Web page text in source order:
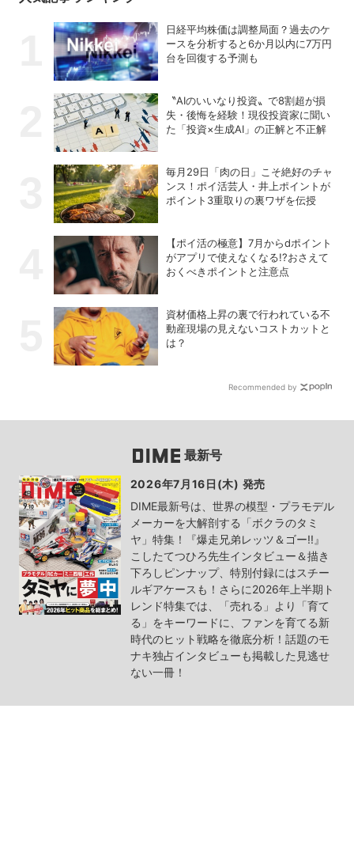
日経平均株価は調整局面？過去のケ
ースを分析すると6か月以内に7万円
台を回復する予測も
〝AIのいいなり投資〟で8割超が損
失・後悔を経験！現役投資家に聞い
た「投資×生成AI」の正解と不正解
毎月29日「肉の日」こそ絶好のチャ
ンス！ポイ活芸人・井上ポイントが
ポイント3重取りの裏ワザを伝授
【ポイ活の極意】7月からdポイント
がアプリで使えなくなる!?おさえて
おくべきポイントと注意点
資材価格上昇の裏で行われている不
動産現場の見えないコストカットと
は？
Recommended by
最新号
2026年7月16日(木) 発売
DIME最新号は、世界の模型・プラモデル
メーカーを大解剖する「ボクラのタミ
ヤ」特集！『爆走兄弟レッツ＆ゴー!!』
こしたてつひろ先生インタビュー＆描き
下ろしピンナップ、特別付録にはスチー
ルギアケースも！さらに2026年上半期ト
レンド特集では、「売れる」より「育て
る」をキーワードに、ファンを育てる新
時代のヒット戦略を徹底分析！話題のモ
ナキ独占インタビューも掲載した見逃せ
ない一冊！